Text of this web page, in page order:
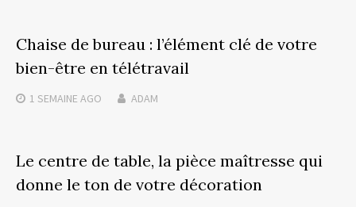
Chaise de bureau : l’élément clé de votre
bien-être en télétravail
1 SEMAINE AGO ADAM
Le centre de table, la pièce maîtresse qui
donne le ton de votre décoration